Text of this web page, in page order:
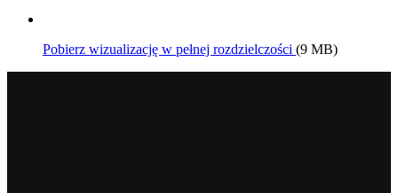
Pobierz wizualizację w pełnej rozdzielczości (9 MB)